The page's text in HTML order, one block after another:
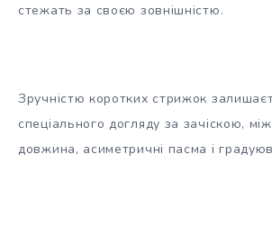
стежать за своєю зовнішністю.
Зручністю коротких стрижок
спеціального догляду за зачіскою,
довжина, асиметричні пасма і